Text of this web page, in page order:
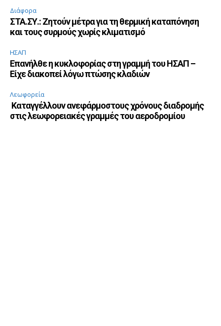
Διάφορα
ΣΤΑ.ΣΥ.: Ζητούν μέτρα για τη θερμική καταπόνηση
και τους συρμούς χωρίς κλιματισμό
ΗΣΑΠ
Επανήλθε η κυκλοφορίας στη γραμμή του ΗΣΑΠ –
Είχε διακοπεί λόγω πτώσης κλαδιών
Λεωφορεία
Καταγγέλλουν ανεφάρμοστους χρόνους διαδρομής
στις λεωφορειακές γραμμές του αεροδρομίου